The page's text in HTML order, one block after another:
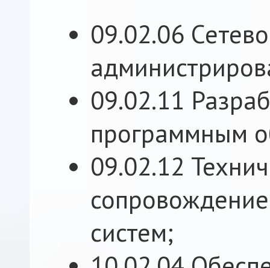
09.02.06
09.02.11
программным
09.02.12
систем;